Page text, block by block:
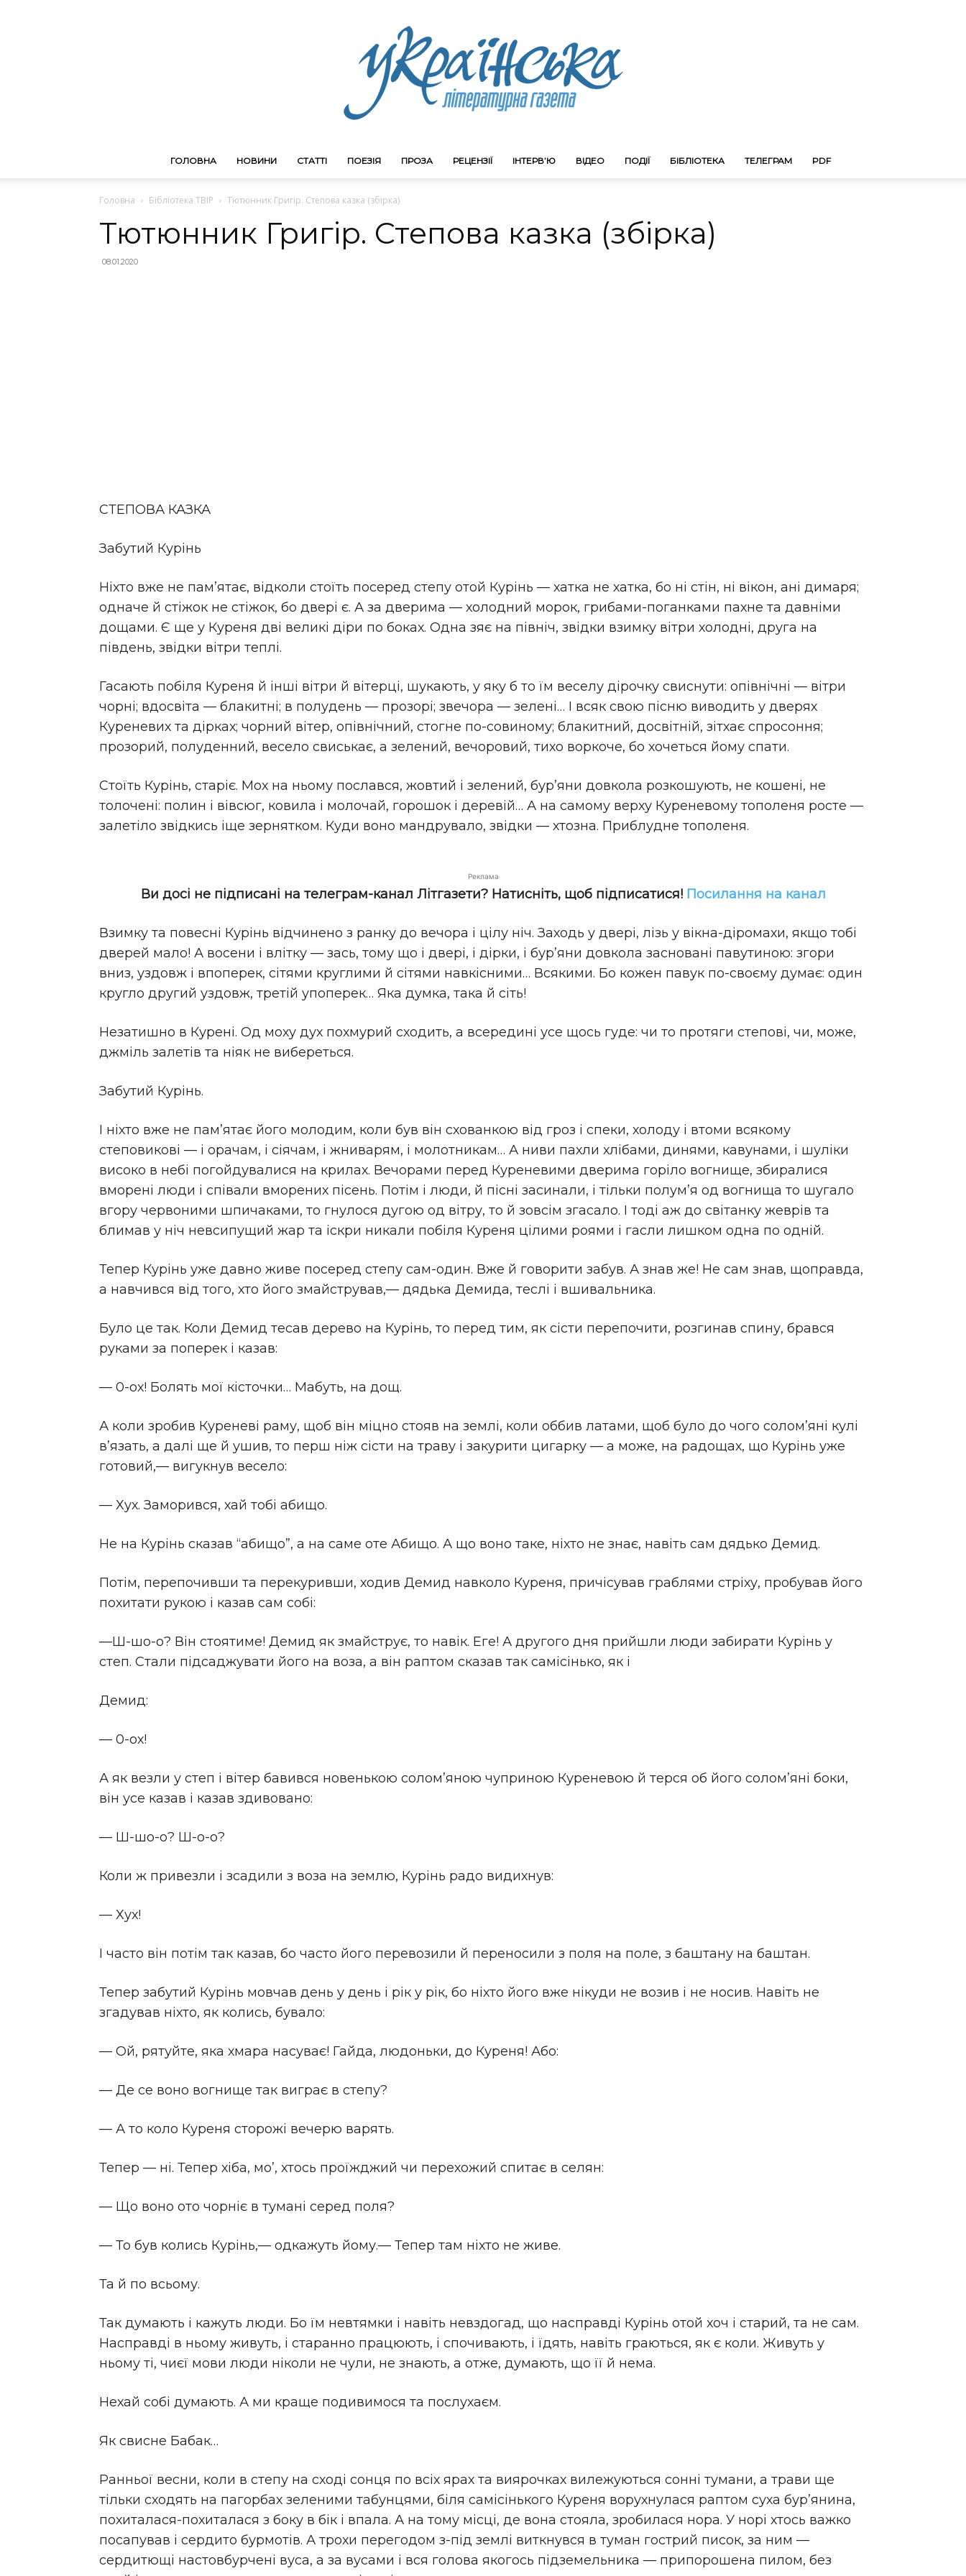
ГОЛОВНА НОВИНИ СТАТТІ ПОЕЗІЯ ПРОЗА РЕЦЕНЗІЇ ІНТЕРВ’Ю ВІДЕО ПОДІЇ БІБЛІОТЕКА ТЕЛЕГРАМ PDF
Головна Бібліотека ТВІР Тютюнник Григір. Степова казка (збірка)
Тютюнник Григір. Степова казка (збірка)
08.01.2020
СТЕПОВА КАЗКА
Забутий Курінь
Ніхто вже не пам’ятає, відколи стоїть посеред степу отой Курінь — хатка не хатка, бо ні стін, ні вікон, ані димаря;
одначе й стіжок не стіжок, бо двері є. А за дверима — холодний морок, грибами-поганками пахне та давніми
дощами. Є ще у Куреня дві великі діри по боках. Одна зяє на північ, звідки взимку вітри холодні, друга на
південь, звідки вітри теплі.
Гасають побіля Куреня й інші вітри й вітерці, шукають, у яку б то їм веселу дірочку свиснути: опівнічні — вітри
чорні; вдосвіта — блакитні; в полудень — прозорі; звечора — зелені… І всяк свою пісню виводить у дверях
Куреневих та дірках; чорний вітер, опівнічний, стогне по-совиному; блакитний, досвітній, зітхає спросоння;
прозорий, полуденний, весело свиськає, а зелений, вечоровий, тихо воркоче, бо хочеться йому спати.
Стоїть Курінь, старіє. Мох на ньому послався, жовтий і зелений, бур’яни довкола розкошують, не кошені, не
толочені: полин і вівсюг, ковила і молочай, горошок і деревій… А на самому верху Куреневому тополеня росте —
залетіло звідкись іще зернятком. Куди воно мандрувало, звідки — хтозна. Приблудне тополеня.
Реклама
Ви досі не підписані на телеграм-канал Літгазети? Натисніть, щоб підписатися! Посилання на канал
Взимку та повесні Курінь відчинено з ранку до вечора і цілу ніч. Заходь у двері, лізь у вікна-діромахи, якщо тобі
дверей мало! А восени і влітку — зась, тому що і двері, і дірки, і бур’яни довкола засновані павутиною: згори
вниз, уздовж і впоперек, сітями круглими й сітями навкісними… Всякими. Бо кожен павук по-своєму думає: один
кругло другий уздовж, третій упоперек… Яка думка, така й сіть!
Незатишно в Курені. Од моху дух похмурий сходить, а всередині усе щось гуде: чи то протяги степові, чи, може,
джміль залетів та ніяк не вибереться.
Забутий Курінь.
І ніхто вже не пам’ятає його молодим, коли був він схованкою від гроз і спеки, холоду і втоми всякому
степовикові — і орачам, і сіячам, і жниварям, і молотникам… А ниви пахли хлібами, динями, кавунами, і шуліки
високо в небі погойдувалися на крилах. Вечорами перед Куреневими дверима горіло вогнище, збиралися
вморені люди і співали вморених пісень. Потім і люди, й пісні засинали, і тільки полум’я од вогнища то шугало
вгору червоними шпичаками, то гнулося дугою од вітру, то й зовсім згасало. І тоді аж до світанку жеврів та
блимав у ніч невсипущий жар та іскри никали побіля Куреня цілими роями і гасли лишком одна по одній.
Тепер Курінь уже давно живе посеред степу сам-один. Вже й говорити забув. А знав же! Не сам знав, щоправда,
а навчився від того, хто його змайстрував,— дядька Демида, теслі і вшивальника.
Було це так. Коли Демид тесав дерево на Курінь, то перед тим, як сісти перепочити, розгинав спину, брався
руками за поперек і казав:
— 0-ох! Болять мої кісточки… Мабуть, на дощ.
А коли зробив Куреневі раму, щоб він міцно стояв на землі, коли оббив латами, щоб було до чого солом’яні кулі
в’язать, а далі ще й ушив, то перш ніж сісти на траву і закурити цигарку — а може, на радощах, що Курінь уже
готовий,— вигукнув весело:
— Хух. Заморився, хай тобі абищо.
Не на Курінь сказав “абищо”, а на саме оте Абищо. А що воно таке, ніхто не знає, навіть сам дядько Демид.
Потім, перепочивши та перекуривши, ходив Демид навколо Куреня, причісував граблями стріху, пробував його
похитати рукою і казав сам собі:
—Ш-шо-о? Він стоятиме! Демид як змайструє, то навік. Еге! А другого дня прийшли люди забирати Курінь у
степ. Стали підсаджувати його на воза, а він раптом сказав так самісінько, як і
Демид:
— 0-ох!
А як везли у степ і вітер бавився новенькою солом’яною чуприною Куреневою й терся об його солом’яні боки,
він усе казав і казав здивовано:
— Ш-шо-о? Ш-о-о?
Коли ж привезли і зсадили з воза на землю, Курінь радо видихнув:
— Хух!
І часто він потім так казав, бо часто його перевозили й переносили з поля на поле, з баштану на баштан.
Тепер забутий Курінь мовчав день у день і рік у рік, бо ніхто його вже нікуди не возив і не носив. Навіть не
згадував ніхто, як колись, бувало:
— Ой, рятуйте, яка хмара насуває! Гайда, людоньки, до Куреня! Або:
— Де се воно вогнище так виграє в степу?
— А то коло Куреня сторожі вечерю варять.
Тепер — ні. Тепер хіба, мо’, хтось проїжджий чи перехожий спитає в селян:
— Що воно ото чорніє в тумані серед поля?
— То був колись Курінь,— одкажуть йому.— Тепер там ніхто не живе.
Та й по всьому.
Так думають і кажуть люди. Бо їм невтямки і навіть невздогад, що насправді Курінь отой хоч і старий, та не сам.
Насправді в ньому живуть, і старанно працюють, і спочивають, і їдять, навіть граються, як є коли. Живуть у
ньому ті, чиєї мови люди ніколи не чули, не знають, а отже, думають, що її й нема.
Нехай собі думають. А ми краще подивимося та послухаєм.
Як свисне Бабак…
Ранньої весни, коли в степу на сході сонця по всіх ярах та виярочках вилежуються сонні тумани, а трави ще
тільки сходять на пагорбах зеленими табунцями, біля самісінького Куреня ворухнулася раптом суха бур’янина,
похиталася-похиталася з боку в бік і впала. А на тому місці, де вона стояла, зробилася нора. У норі хтось важко
посапував і сердито бурмотів. А трохи перегодом з-під землі виткнувся в туман гострий писок, за ним —
сердитющі настовбурчені вуса, а за вусами і вся голова якогось підземельника — припорошена пилом, без